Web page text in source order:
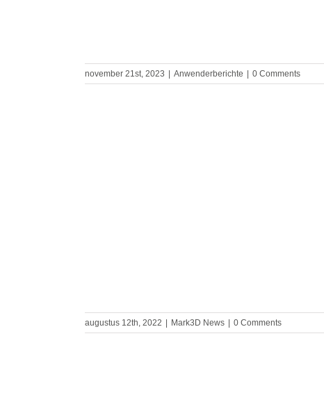
november 21st, 2023 Anwenderberichte 0 Comments
augustus 12th, 2022 Mark3D News 0 Comments